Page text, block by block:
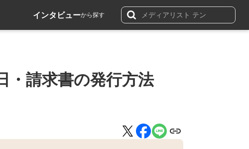
インタビューから探す
・請求書の発行方法